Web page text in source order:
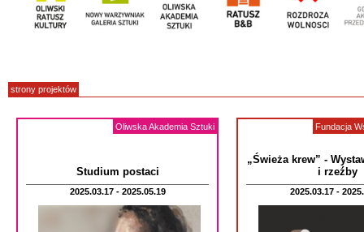
strony projektów
Oliwska Akademia Sztuki
Studium postaci
2025.03.17 - 2025.05.19
Fundacja
„Świeża krew” -
i rzeźby
2025.03.17 -